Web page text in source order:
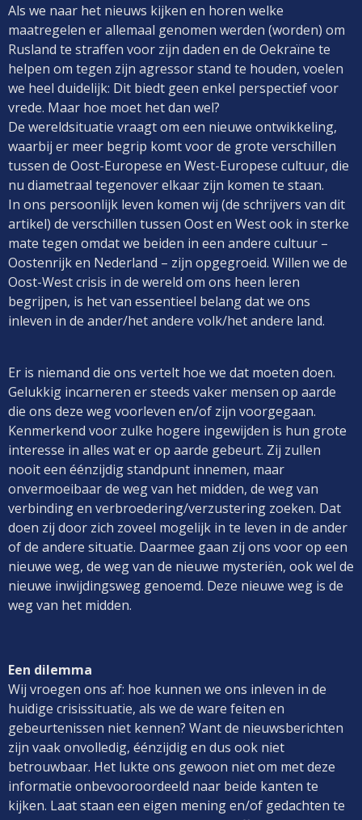
Als we naar het nieuws kijken en horen welke
maatregelen er allemaal genomen werden (worden) om
Rusland te straffen voor zijn daden en de Oekraïne te
helpen om tegen zijn agressor stand te houden, voelen
we heel duidelijk: Dit biedt geen enkel perspectief voor
vrede. Maar hoe moet het dan wel?
De wereldsituatie vraagt om een nieuwe ontwikkeling,
waarbij er meer begrip komt voor de grote verschillen
tussen de Oost-Europese en West-Europese cultuur, die
nu diametraal tegenover elkaar zijn komen te staan.
In ons persoonlijk leven komen wij (de schrijvers van dit
artikel) de verschillen tussen Oost en West ook in sterke
mate tegen omdat we beiden in een andere cultuur –
Oostenrijk en Nederland – zijn opgegroeid. Willen we de
Oost-West crisis in de wereld om ons heen leren
begrijpen, is het van essentieel belang dat we ons
inleven in de ander/het andere volk/het andere land.
Er is niemand die ons vertelt hoe we dat moeten doen.
Gelukkig incarneren er steeds vaker mensen op aarde
die ons deze weg voorleven en/of zijn voorgegaan.
Kenmerkend voor zulke hogere ingewijden is hun grote
interesse in alles wat er op aarde gebeurt. Zij zullen
nooit een éénzijdig standpunt innemen, maar
onvermoeibaar de weg van het midden, de weg van
verbinding en verbroedering/verzustering zoeken. Dat
doen zij door zich zoveel mogelijk in te leven in de ander
of de andere situatie. Daarmee gaan zij ons voor op een
nieuwe weg, de weg van de nieuwe mysteriën, ook wel de
nieuwe inwijdingsweg genoemd. Deze nieuwe weg is de
weg van het midden.
Een dilemma
Wij vroegen ons af: hoe kunnen we ons inleven in de
huidige crisissituatie, als we de ware feiten en
gebeurtenissen niet kennen? Want de nieuwsberichten
zijn vaak onvolledig, éénzijdig en dus ook niet
betrouwbaar. Het lukte ons gewoon niet om met deze
informatie onbevooroordeeld naar beide kanten te
kijken. Laat staan een eigen mening en/of gedachten te